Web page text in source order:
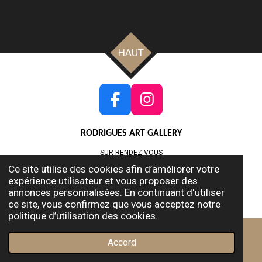
Ce site utilise des cookies afin d’améliorer votre
expérience utilisateur et vous proposer des
annonces personnalisées. En continuant d'utiliser
ce site, vous confirmez que vous acceptez notre
politique d’utilisation des cookies.
Accord
HAUT
F
c
e
b
o
o
k
I
s
t
a
g
r
a
RODRIGUES ART GALLERY
SUR RENDEZ-VOUS
Tél :+33 (0) 787 079 297 - Mobile : +33 (0) 607 481 942
Mail : contact@rodriguesartgallery.com
© 2023 - 2026 RODRIGUES ART GALLERY
Téléphone